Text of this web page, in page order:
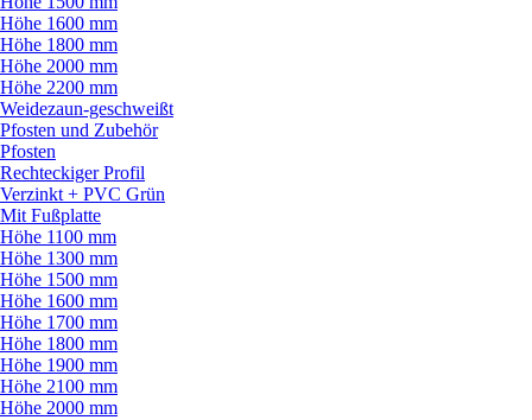
Höhe 1600 mm
Höhe 1800 mm
Höhe 2000 mm
Höhe 2200 mm
Weidezaun-geschweißt
Pfosten und Zubehör
Pfosten
Rechteckiger Profil
Verzinkt + PVC Grün
Mit Fußplatte
Höhe 1100 mm
Höhe 1300 mm
Höhe 1500 mm
Höhe 1600 mm
Höhe 1700 mm
Höhe 1800 mm
Höhe 1900 mm
Höhe 2100 mm
Höhe 2000 mm